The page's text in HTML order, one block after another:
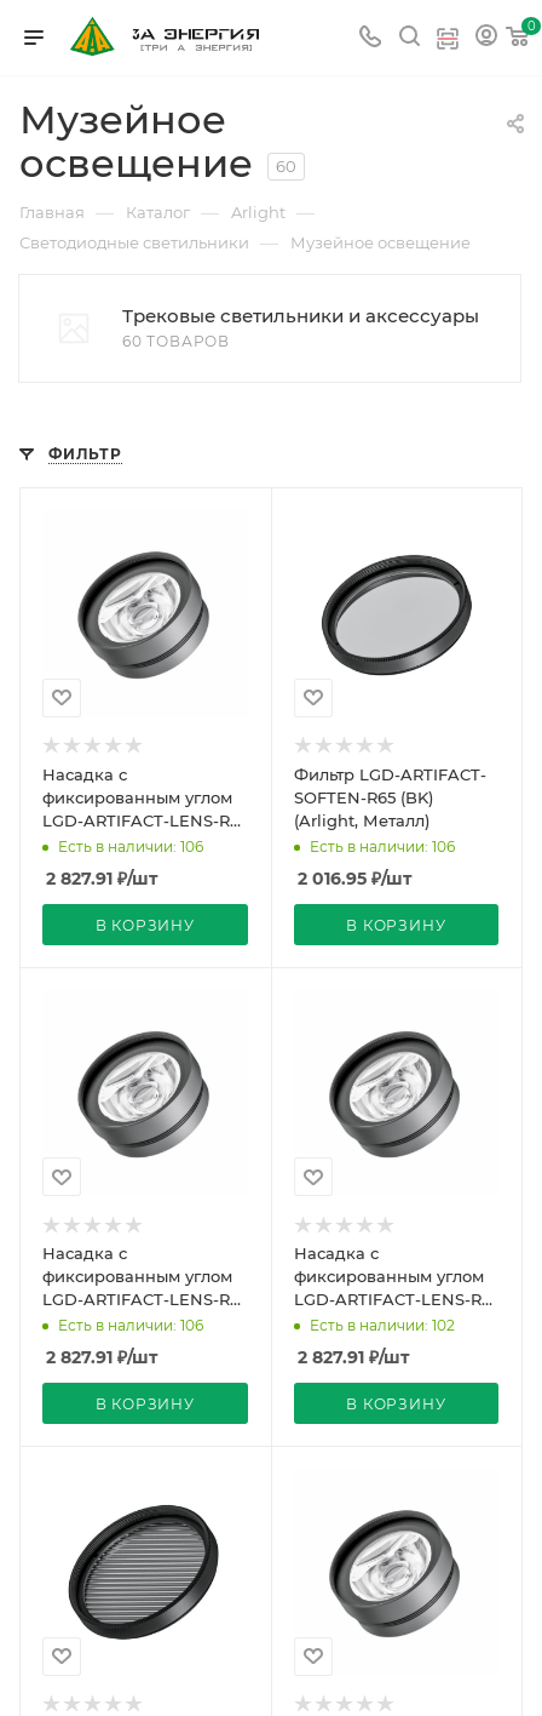
0
Музейное
освещение
60
Главная — Каталог — Arlight —
Светодиодные светильники — Музейное освещение
Трековые светильники и аксессуары
60 ТОВАРОВ
ФИЛЬТР
Насадка с
фиксированным углом
LGD-ARTIFACT-LENS-R65
(BK, 15 deg) (Arlight,
Есть в наличии: 106
2 827.91 ₽/шт
В КОРЗИНУ
Фильтр LGD-ARTIFACT-
SOFTEN-R65 (BK)
(Arlight, Металл)
Есть в наличии: 106
2 016.95₽/шт
В КОРЗИНУ
Насадка с
фиксированным углом
LGD-ARTIFACT-LENS-R65
(BK, 40 deg) (Arlight,
Есть в наличии: 106
2 827.91 ₽/шт
В КОРЗИНУ
Насадка с
фиксированным углом
LGD-ARTIFACT-LENS-R65
(BK, 10 deg) (Arlight,
Есть в наличии: 102
2 827.91₽/шт
В КОРЗИНУ